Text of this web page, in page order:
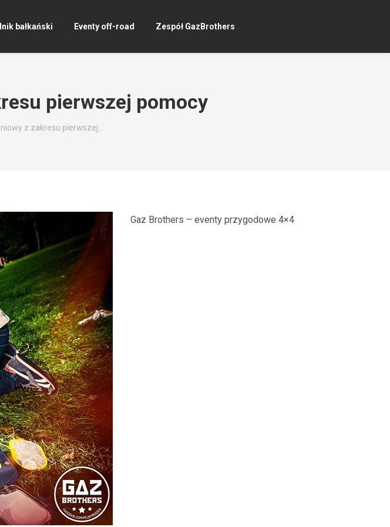
bałkański Eventy off-road Zespół GazBrothers
pierwszej pomocy
z zakresu pierwszej…
Gaz Brothers – eventy przygodowe 4×4